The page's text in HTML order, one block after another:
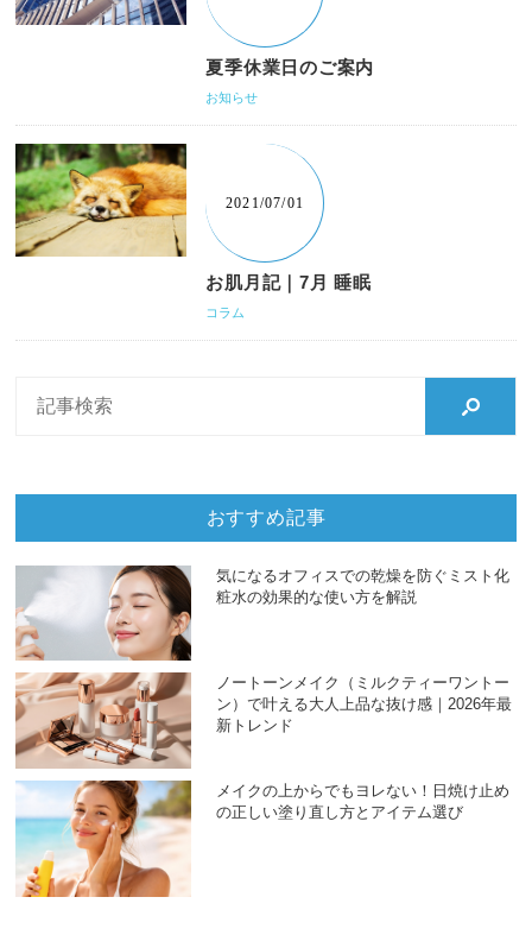
夏季休業日のご案内
お知らせ
2021/07/01
お肌月記｜7月 睡眠
コラム
おすすめ記事
気になるオフィスでの乾燥を防ぐミスト化
粧水の効果的な使い方を解説
ノートーンメイク（ミルクティーワントー
ン）で叶える大人上品な抜け感｜2026年最
新トレンド
メイクの上からでもヨレない！日焼け止め
の正しい塗り直し方とアイテム選び